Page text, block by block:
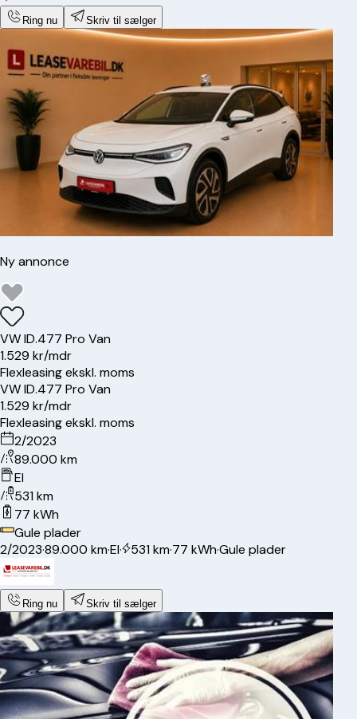
Ring nu Skriv til sælger
Ny annonce
VWID.477 Pro Van
1.529 kr/mdr
Flexleasing ekskl. moms
VWID.477 Pro Van
1.529 kr/mdr
Flexleasing ekskl. moms
2/2023
89.000 km
El
531 km
77 kWh
Gule plader
2/2023·89.000 km·El· 531 km·77 kWh·Gule plader
Ring nu Skriv til sælger